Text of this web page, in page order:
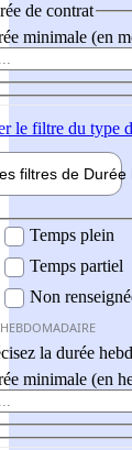
de contrat
minimale (en
le filtre du type
filtres de Durée
Temps plein
Temps partiel
Non
la durée
minimale (en